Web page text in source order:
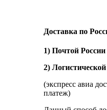
Доставка по
1) Почтой
2)
(экспресс авиа
платеж)